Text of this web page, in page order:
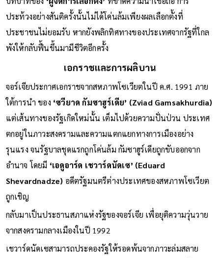
ประท้วงอย่างสันติครั้งนั้นไม่ได้โค่นล้มเพียงผลเลือกตั้งที่
ประชาชนไม่ยอมรับ หากยังพลิกทิศทางของประเทศจากรัฐที่ใกล
พังให้กลับฟื้นขึ้นมามีชีวิตอีกครั้ง
เอกราชและการผลิบาน
จอร์เจียประกาศเอกราชจากสหภาพโซเวียตในปี ค.ศ. 1991 ภาย
ใต้การนำ ของ ‘ซวียาด กัมซาฮูร์เดีย’ (Zviad Gamsakhurdia)
แต่เส้นทางของรัฐเกิดใหม่นั้น เต็มไปด้วยความปั่นป่วน ประเทศ
ตกอยู่ในภาวะสงครามและความแตกแยกทางการเมืองอย่าง
รุนแรง จนรัฐบาลชุดแรกถูกโค่นล้ม กัมซาฮูร์เดียถูกขับออกจาก
อำนาจ โดยมี ‘เอดูอาร์ด เชวาร์ดนัดเซ’ (Eduard
Shevardnadze) อดีตรัฐมนตรีต่างประเทศของสหภาพโซเวียต
ถูกเชิญ
กลับมาเป็นประธานสภาแห่งรัฐของจอร์เจีย เพื่อยุติความวุ่นวาย
จากสงครามกลางเมืองในปี 1992
เชวาร์ดนัดเซสามารถประคองรัฐให้รอดพ้นจากภาวะล่มสลาย